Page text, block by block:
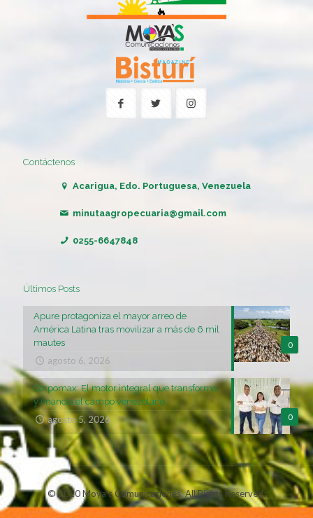
Contáctenos
Acarigua, Edo. Portuguesa, Venezuela
minutaagropecuaria@gmail.com
0255-6647848
Últimos Posts
0
Apure protagoniza el mayor arreo de
América Latina tras movilizar a más de 6 mil
mautes
agosto 6, 2026
0
Corpomax: El motor integral que transforma
y financia el campo venezolano
agosto 5, 2026
© 2020 Moya's Comunicaciones. All Rights Reserved.